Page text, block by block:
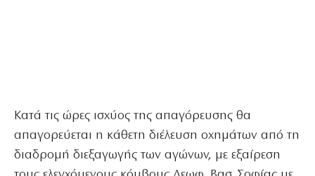
Κατά τις ώρες ισχύος της απαγόρευσης θα
απαγορεύεται η κάθετη διέλευση οχημάτων από τη
διαδρομή διεξαγωγής των αγώνων, με εξαίρεση